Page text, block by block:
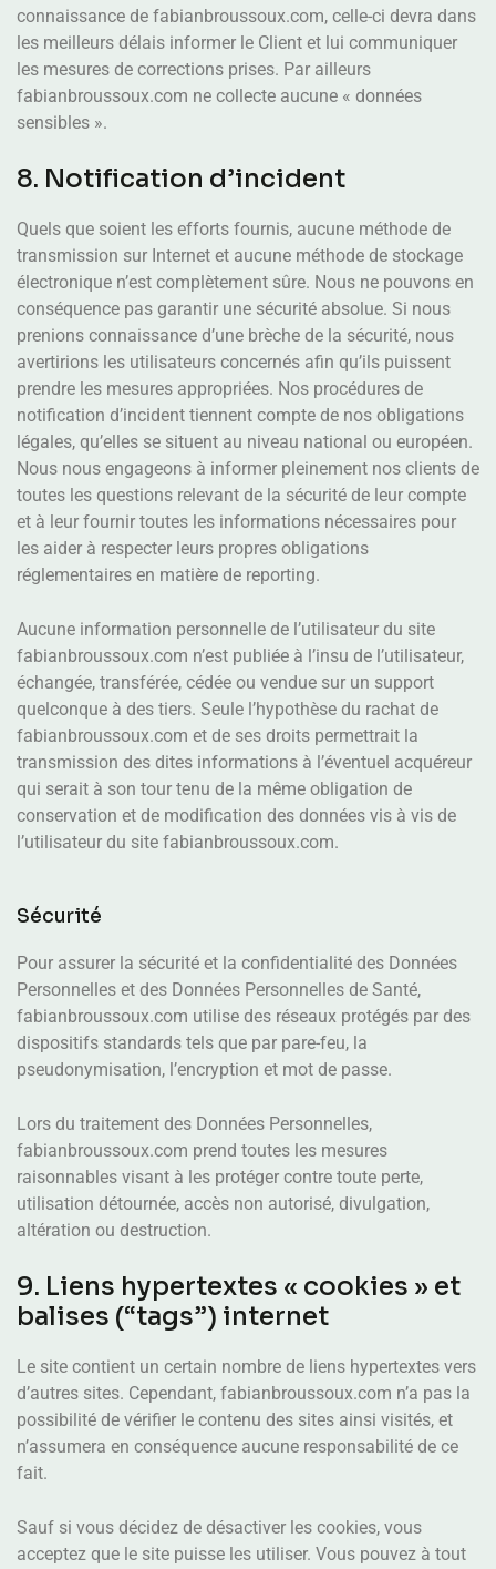
connaissance de fabianbroussoux.com, celle-ci devra dans
les meilleurs délais informer le Client et lui communiquer
les mesures de corrections prises. Par ailleurs
fabianbroussoux.com ne collecte aucune « données
sensibles ».
8. Notification d’incident
Quels que soient les efforts fournis, aucune méthode de
transmission sur Internet et aucune méthode de stockage
électronique n’est complètement sûre. Nous ne pouvons en
conséquence pas garantir une sécurité absolue. Si nous
prenions connaissance d’une brèche de la sécurité, nous
avertirions les utilisateurs concernés afin qu’ils puissent
prendre les mesures appropriées. Nos procédures de
notification d’incident tiennent compte de nos obligations
légales, qu’elles se situent au niveau national ou européen.
Nous nous engageons à informer pleinement nos clients de
toutes les questions relevant de la sécurité de leur compte
et à leur fournir toutes les informations nécessaires pour
les aider à respecter leurs propres obligations
réglementaires en matière de reporting.
Aucune information personnelle de l’utilisateur du site
fabianbroussoux.com n’est publiée à l’insu de l’utilisateur,
échangée, transférée, cédée ou vendue sur un support
quelconque à des tiers. Seule l’hypothèse du rachat de
fabianbroussoux.com et de ses droits permettrait la
transmission des dites informations à l’éventuel acquéreur
qui serait à son tour tenu de la même obligation de
conservation et de modification des données vis à vis de
l’utilisateur du site fabianbroussoux.com.
Sécurité
Pour assurer la sécurité et la confidentialité des Données
Personnelles et des Données Personnelles de Santé,
fabianbroussoux.com utilise des réseaux protégés par des
dispositifs standards tels que par pare-feu, la
pseudonymisation, l’encryption et mot de passe.
Lors du traitement des Données Personnelles,
fabianbroussoux.com prend toutes les mesures
raisonnables visant à les protéger contre toute perte,
utilisation détournée, accès non autorisé, divulgation,
altération ou destruction.
9. Liens hypertextes « cookies » et
balises (“tags”) internet
Le site contient un certain nombre de liens hypertextes vers
d’autres sites. Cependant, fabianbroussoux.com n’a pas la
possibilité de vérifier le contenu des sites ainsi visités, et
n’assumera en conséquence aucune responsabilité de ce
fait.
Sauf si vous décidez de désactiver les cookies, vous
acceptez que le site puisse les utiliser. Vous pouvez à tout